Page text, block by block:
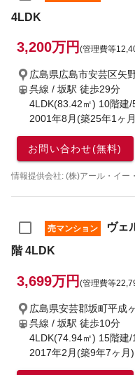
4LDK
3,200万円 (管理費等
広島県広島市安芸区矢
呉線 / 坂駅 徒歩29分
4LDK(83.42㎡) 10階建/
2001年8月(築25年1ヶ
お問い合わせ(無料)
情報提供会社: (株)アール・イー
売マンション
ヴェ
階 4LDK
3,699万円 (管理費等
広島県安芸郡坂町平成
呉線 / 坂駅 徒歩10分
4LDK(74.94㎡) 15階建/
2017年2月(築9年7ヶ月)